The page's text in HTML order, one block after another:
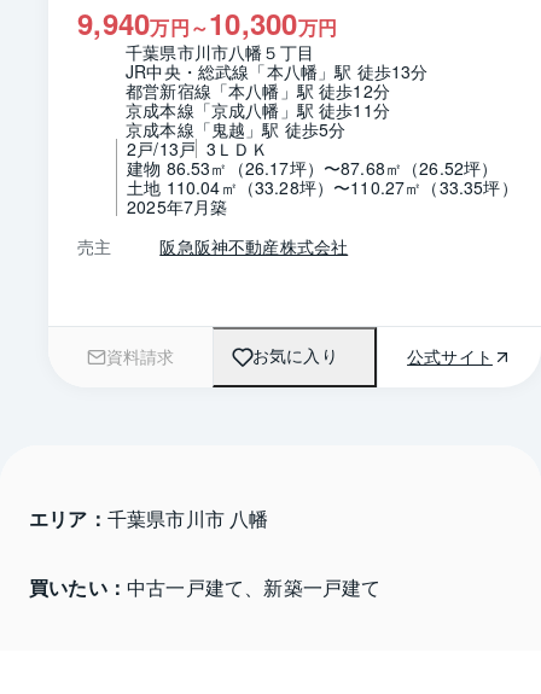
9,940万円～10,300万円
千葉県市川市八幡５丁目
JR中央・総武線「本八幡」駅 徒歩13分
都営新宿線「本八幡」駅 徒歩12分
京成本線「京成八幡」駅 徒歩11分
京成本線「鬼越」駅 徒歩5分
2戸/13戸 3ＬＤＫ
建物 86.53㎡（26.17坪）〜87.68㎡（26.52坪）
土地 110.04㎡（33.28坪）〜110.27㎡（33.35坪）
2025年7月築
売主
阪急阪神不動産株式会社
資料請求 お気に入り 公式サイト
エリア： 千葉県市川市 八幡
買いたい： 中古一戸建て、新築一戸建て